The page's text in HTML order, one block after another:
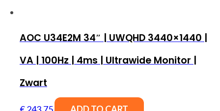
AOC U34E2M 34″ | UWQHD 3440×1440 |
VA | 100Hz | 4ms | Ultrawide Monitor |
Zwart